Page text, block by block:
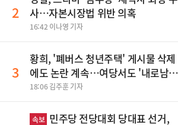
2
사…자본시장법 위반 의혹
16:42 이나영 기자
3
황희, '폐버스 청년주택' 게시물 삭제
에도 논란 계속…여당서도 '내로남
불' 비판
18:06 김주훈 기자
속보 민주당 전당대회 당대표 선거,